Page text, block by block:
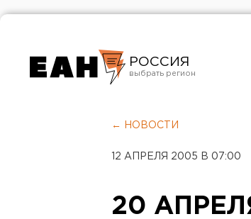
РОССИЯ
Челябинск
← НОВОСТИ
12 АПРЕЛЯ 2005 В 07:00
20